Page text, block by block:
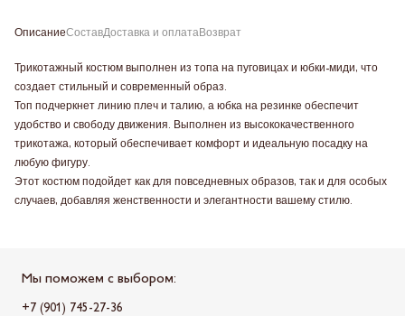
ОписаниеСоставДоставка и оплатаВозврат
Трикотажный костюм выполнен из топа на пуговицах и юбки-миди, что
создает стильный и современный образ.
Топ подчеркнет линию плеч и талию, а юбка на резинке обеспечит
удобство и свободу движения. Выполнен из высококачественного
трикотажа, который обеспечивает комфорт и идеальную посадку на
любую фигуру.
Этот костюм подойдет как для повседневных образов, так и для особых
случаев, добавляя женственности и элегантности вашему стилю.
Мы поможем с выбором:
+7 (901) 745-27-36